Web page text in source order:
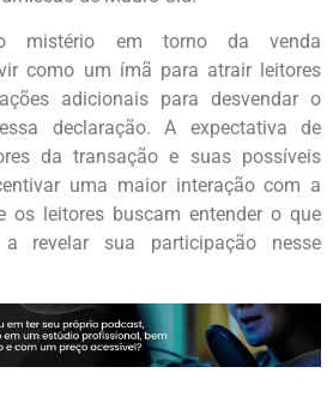
o mistério em torno da venda
como um ímã para atrair leitores
adicionais para desvendar o
declaração. A expectativa de
da transação e suas possíveis
uma maior interação com a
os leitores buscam entender o que
revelar sua participação nesse